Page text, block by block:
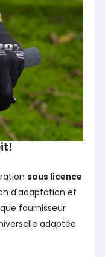
sous licence
d'adaptation et
fournisseur
adaptée